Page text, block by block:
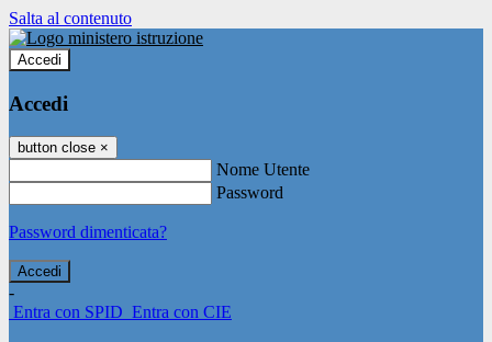
Salta al contenuto
Accedi
Accedi
button close ×
Nome Utente
Password
Password dimenticata?
-
Entra con SPID Entra con CIE